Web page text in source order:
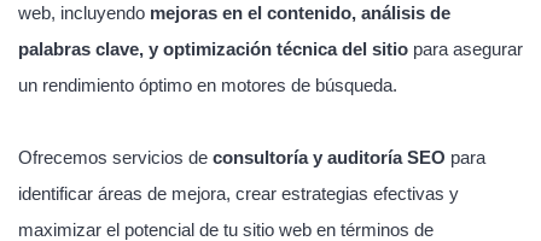
web, incluyendo mejoras en el contenido, análisis de
palabras clave, y optimización técnica del sitio para asegurar
un rendimiento óptimo en motores de búsqueda.
Ofrecemos servicios de consultoría y auditoría SEO para
identificar áreas de mejora, crear estrategias efectivas y
maximizar el potencial de tu sitio web en términos de